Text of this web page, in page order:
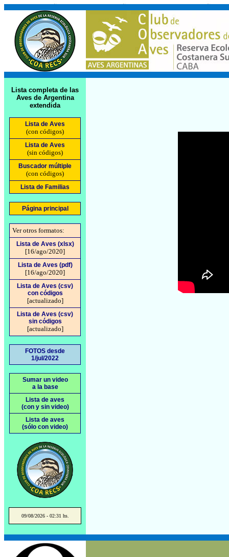
Lista completa de las
Aves de Argentina
extendida
Lista de Aves
(con códigos)
Lista de Aves
(sin códigos)
Buscador múltiple
(con códigos)
Lista de Familias
Página principal
Ver otros formatos:
Lista de Aves (xlsx)
[16/ago/2020]
Lista de Aves (pdf)
[16/ago/2020]
Lista de Aves (csv)
con códigos
[actualizado]
Lista de Aves (csv)
sin códigos
[actualizado]
FOTOS desde
1/jul/2022
Sumar un video
a la base
Lista de aves
(con y sin video)
Lista de aves
(sólo con video)
09/08/2026 - 02:31 hs.